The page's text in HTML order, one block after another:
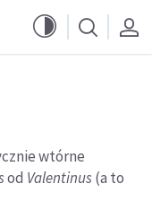
wtórne
od Valentinus(a to